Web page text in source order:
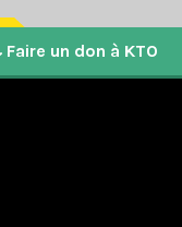
Faire un don à KTO